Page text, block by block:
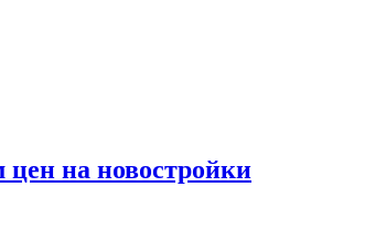
на новостройки